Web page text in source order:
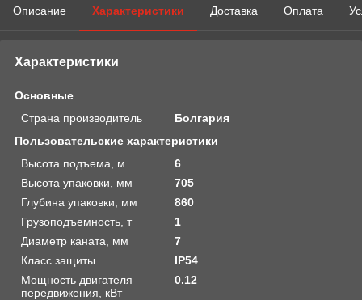
Описание Характеристики Доставка Оплата
Характеристики
Основные
Страна производитель
Болгария
Пользовательские характеристики
Высота подъема, м
6
Высота упаковки, мм
705
Глубина упаковки, мм
860
Грузоподъемность, т
1
Диаметр каната, мм
7
Класс защиты
IP54
Мощность двигателя
передвижения, кВт
0.12